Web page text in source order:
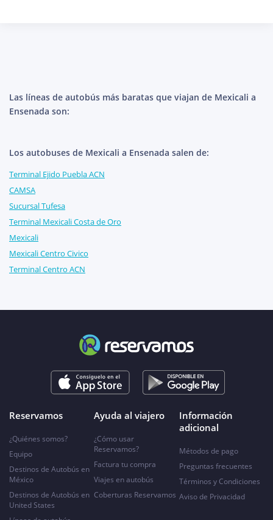
Las líneas de autobús más baratas que viajan de Mexicali a
Ensenada son:
Los autobuses de Mexicali a Ensenada salen de:
Terminal Ejido Puebla ACN
CAMSA
Sucursal Tufesa
Terminal Mexicali Costa de Oro
Mexicali
Mexicali Centro Civico
Terminal Centro ACN
Reservamos
¿Quiénes somos?
Equipo
Destinos de Autobús en
México
Destinos de Autobús en
United States
Ayuda al viajero
¿Cómo usar
Reservamos?
Factura tu compra
Viajes en autobús
Coberturas Reservamos
Información
adicional
Métodos de pago
Preguntas frecuentes
Términos y Condiciones
Aviso de Privacidad